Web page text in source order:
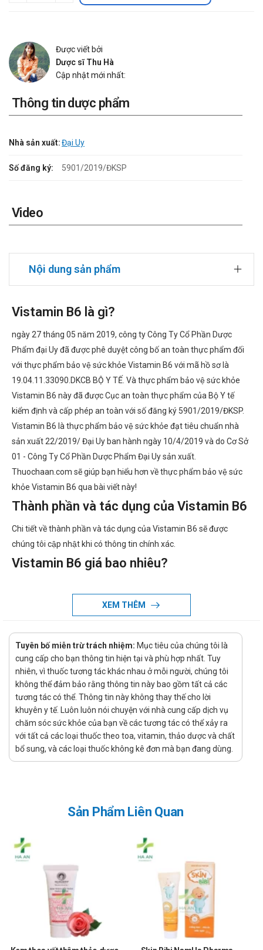
Được viết bởi
Dược sĩ Thu Hà
Cập nhật mới nhất:
Thông tin dược phẩm
Nhà sản xuất:Đại Uy
Số đăng ký: 5901/2019/ĐKSP
Video
Nội dung sản phẩm
Vistamin B6 là gì?
ngày 27 tháng 05 năm 2019, công ty Công Ty Cổ Phần Dược
Phẩm đại Uy đã được phê duyệt công bố an toàn thực phẩm đối
với thực phẩm bảo vệ sức khỏe Vistamin B6 với mã hồ sơ là
19.04.11.33090.DKCB BỘ Y TẾ. Và thực phẩm bảo vệ sức khỏe
Vistamin B6 này đã được Cục an toàn thực phẩm của Bộ Y tế
kiểm định và cấp phép an toàn với số đăng ký 5901/2019/ĐKSP.
Vistamin B6 là thực phẩm bảo vệ sức khỏe đạt tiêu chuẩn nhà
sản xuất 22/2019/ Đại Uy ban hành ngày 10/4/2019 và do Cơ Sở
01 - Công Ty Cổ Phần Dược Phẩm Đại Uy sản xuất.
Thuochaan.com sẽ giúp bạn hiểu hơn về thực phẩm bảo vệ sức
khỏe Vistamin B6 qua bài viết này!
Thành phần và tác dụng của Vistamin B6
Chi tiết về thành phần và tác dụng của Vistamin B6 sẽ được
chúng tôi cập nhật khi có thông tin chính xác.
Vistamin B6 giá bao nhiêu?
quan tâm. Giá của Vistamin B6 có thể thay đổi tùy thuộc vào thời
điểm mua. Vì vậy, để biết giá cụ thể của Vistamin B6, quý khách
hàng vui lòng liên hệ hotline của công ty bằng cách Call/Zalo:
hotline để được tư vấn và hỗ trợ.
Ở đâu bán Vistamin B6 chính hãng, uy
tín?
Để có thể mua Vistamin B6 chính hãng, bạn có thể mua tại
Nhà thuốc Hà An theo 3 cách như sau:
Mua trực tiếp tại cửa hàng
Đặt hàng tại website: thuochaan.com
niềm tự hào và là sự thành công lớn nhất đối với Nhà thuốc Hà An.
XEM THÊM
Tuyên bố miễn trừ trách nhiệm: Mục tiêu của chúng tôi là
cung cấp cho bạn thông tin hiện tại và phù hợp nhất. Tuy
nhiên, vì thuốc tương tác khác nhau ở mỗi người, chúng tôi
không thể đảm bảo rằng thông tin này bao gồm tất cả các
tương tác có thể. Thông tin này không thay thế cho lời
khuyên y tế. Luôn luôn nói chuyện với nhà cung cấp dịch vụ
chăm sóc sức khỏe của bạn về các tương tác có thể xảy ra
với tất cả các loại thuốc theo toa, vitamin, thảo dược và chất
bổ sung, và các loại thuốc không kê đơn mà bạn đang dùng.
Sản Phẩm Liên Quan